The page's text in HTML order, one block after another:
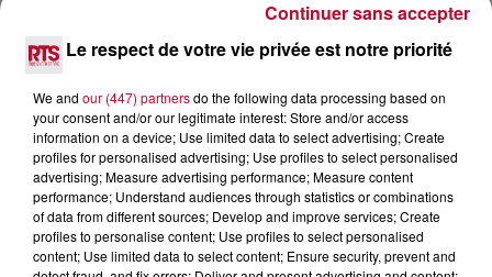
DINER CONCERT À LA MJC DE MARSEILLAN
Le respect de votre vie privée est notre priorité
We and our (447) partnersdo the following data processing based on
your consent and/or our legitimate interest: Store and/or access
information on a device; Use limited data to select advertising; Create
profiles for personalised advertising; Use profiles to select personalised
advertising; Measure advertising performance; Measure content
performance; Understand audiences through statistics or combinations
of data from different sources; Develop and improve services; Create
profiles to personalise content; Use profiles to select personalised
content; Use limited data to select content; Ensure security, prevent and
Continuer sans accepter